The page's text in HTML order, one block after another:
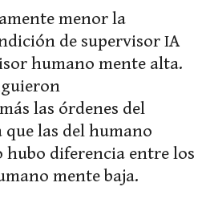
menor la
de supervisor IA
humano mente alta.
las órdenes del
las del humano
hubo diferencia entre los
mente baja.